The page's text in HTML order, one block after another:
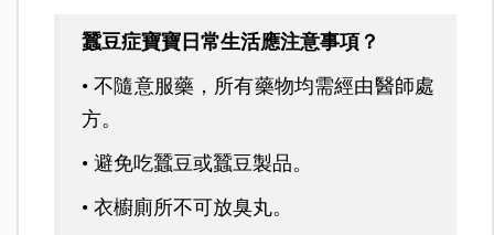
蠶豆症寶寶日常生活應注意事項？
• 不隨意服藥，所有藥物均需經由醫師處
方。
• 避免吃蠶豆或蠶豆製品。
• 衣櫥廁所不可放臭丸。